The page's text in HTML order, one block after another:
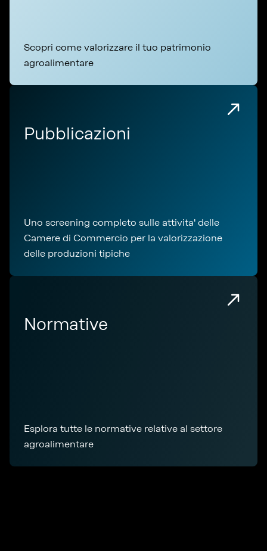
Scopri come valorizzare il tuo patrimonio
agroalimentare
Pubblicazioni
Uno screening completo sulle attivita' delle
Camere di Commercio per la valorizzazione
delle produzioni tipiche
Normative
Esplora tutte le normative relative al settore
agroalimentare